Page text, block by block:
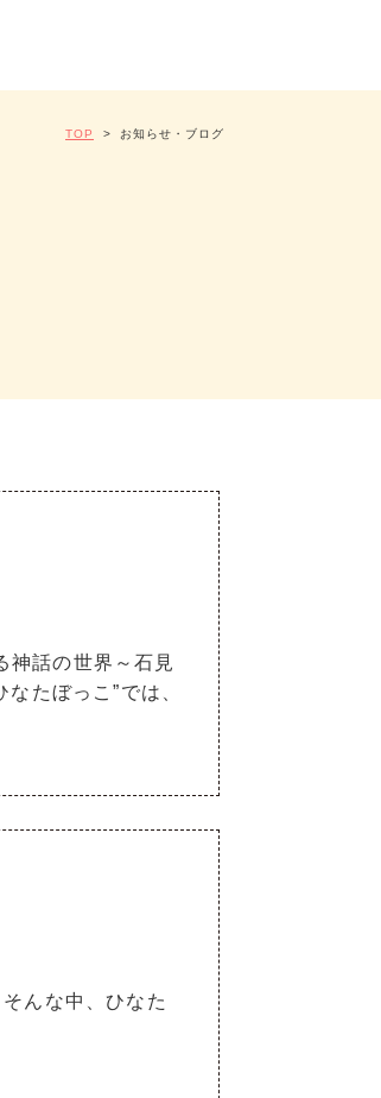
TOP > お知らせ・ブログ
神話の世界～石見
たぼっこ”では、
んな中、ひなた